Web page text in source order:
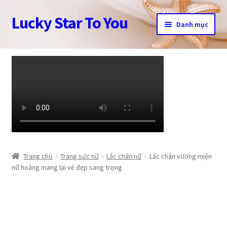
Đi
đến
hướng
Chuyển
đến
dung
Lucky Star To You Danh mục
Trang chủ
Cửa hàng
Tài khoản
Trang chủ Trang sức nữ Lắc chân nữ
Lắc chân vương miện
nữ hoàng mang lại vẻ đẹp sang trọng